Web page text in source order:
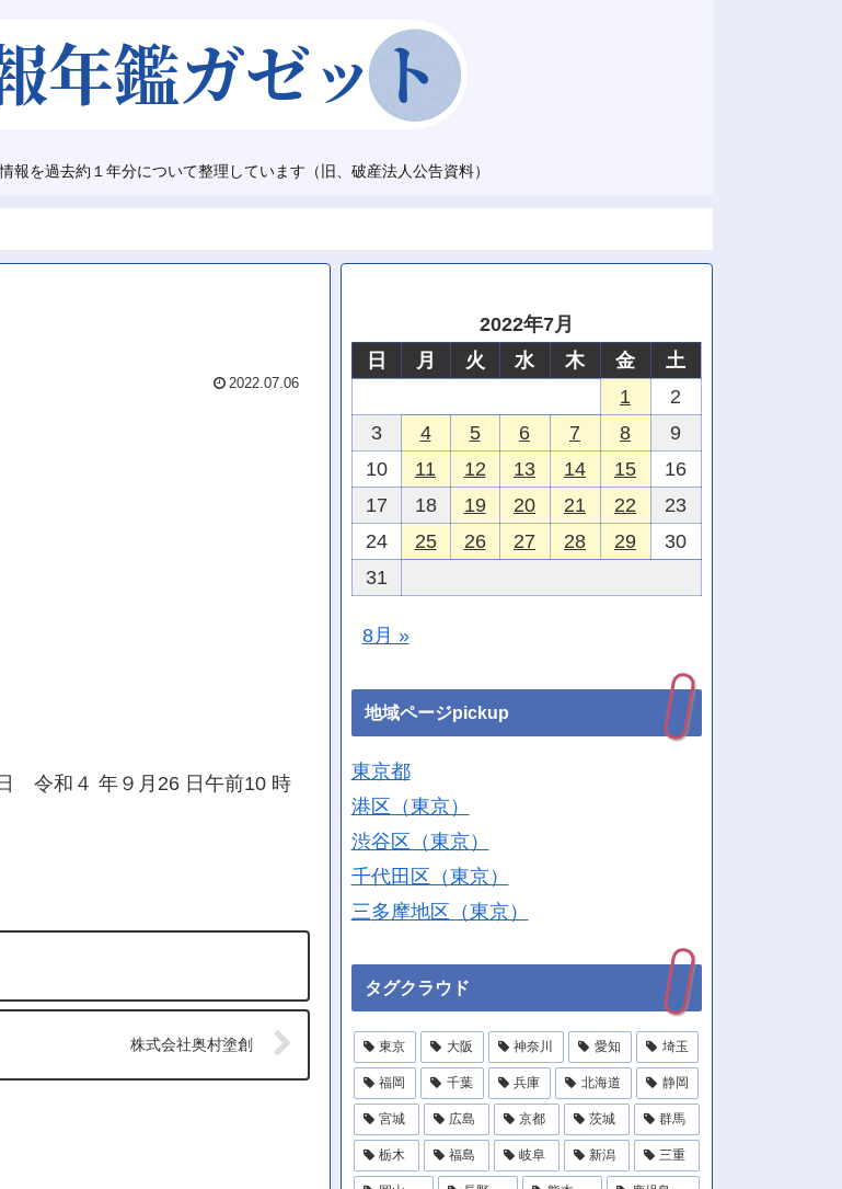
報を過去約１年分について整理しています（旧、破産法人公告資料）
2022.07.06
令和４ 年９月26 日午前10 時
株式会社奥村塗創
2022年7月
日
月 火 水 木 金
土
1
2
3
4 5 6 7 8
9
10
11 12 13 14 15
16
17
18 19 20 21 22
23
24
25 26 27 28 29
30
31
8月 »
地域ページpickup
東京都
港区（東京）
渋谷区（東京）
千代田区（東京）
三多摩地区（東京）
タグクラウド
東京 大阪 神奈川 愛知 埼玉
福岡 千葉 兵庫 北海道 静岡
宮城 広島 京都 茨城 群馬
栃木 福島 岐阜 新潟 三重